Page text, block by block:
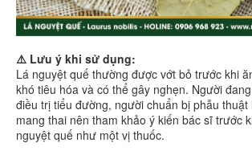
⚠️ Lưu ý khi sử dụng:
Lá nguyệt quế thường được vớt bỏ trước khi
khó tiêu hóa và có thể gây nghẹn. Người
điều trị tiểu đường, người chuẩn bị phẫu
mang thai nên tham khảo ý kiến bác sĩ trước
nguyệt quế như một vị thuốc.